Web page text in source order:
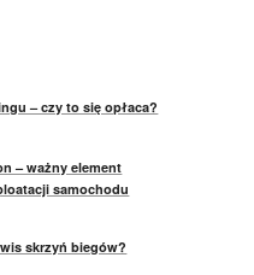
– czy to się opłaca?
– ważny element
samochodu
skrzyń biegów?